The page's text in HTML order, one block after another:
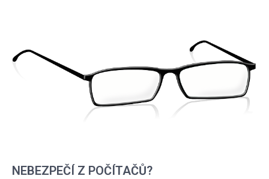
NEBEZPEČÍ Z POČÍTAČŮ?